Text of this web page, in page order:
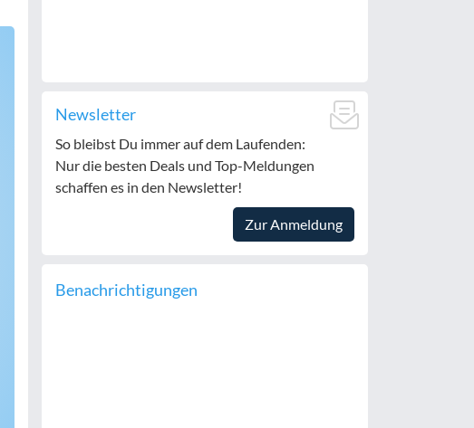
Newsletter
So bleibst Du immer auf dem Laufenden:
Nur die besten Deals und Top-Meldungen
schaffen es in den Newsletter!
Zur Anmeldung
Benachrichtigungen